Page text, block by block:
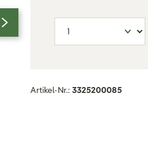
Artikel-Nr.: 3325200085